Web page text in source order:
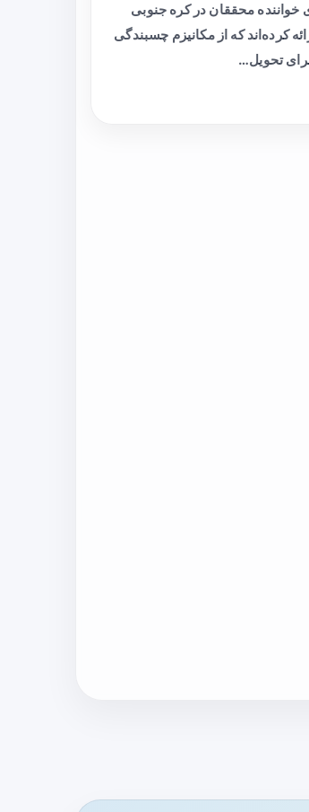
خواننده محققان در کره جنوبی
کرده‌اند که از مکانیزم چسبندگی
تحویل…